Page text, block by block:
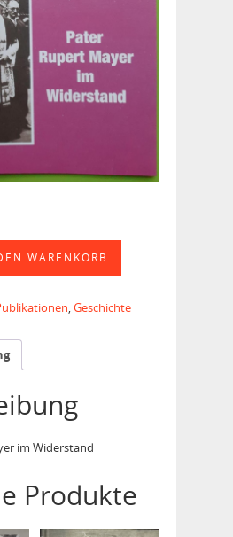
WARENKORB
Geschichte
im Widerstand
Produkte